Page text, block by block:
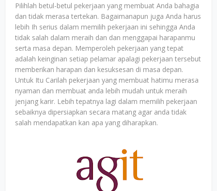
Pilihlah betul-betul pekerjaan yang membuat Anda bahagia
dan tidak merasa tertekan. Bagaimanapun juga Anda harus
lebih Ih serius dalam memilih pekerjaan ini sehingga Anda
tidak salah dalam meraih dan dan menggapai harapanmu
serta masa depan. Memperoleh pekerjaan yang tepat
adalah keinginan setiap pelamar apalagi pekerjaan tersebut
memberikan harapan dan kesuksesan di masa depan.
Untuk Itu Carilah pekerjaan yang membuat hatimu merasa
nyaman dan membuat anda lebih mudah untuk meraih
jenjang karir. Lebih tepatnya lagi dalam memilih pekerjaan
sebaiknya dipersiapkan secara matang agar anda tidak
salah mendapatkan kan apa yang diharapkan.